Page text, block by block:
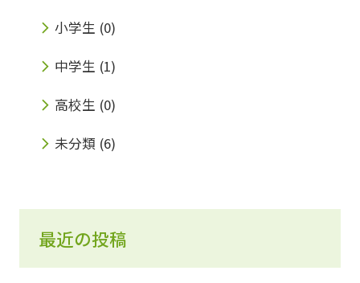
場合がございますので各教室にてご確認くださ
い。◆光善寺教室 072-832-3751◆高槻南教
小学生 (0)
中学生 (1)
高校生 (0)
未分類 (6)
最近の投稿